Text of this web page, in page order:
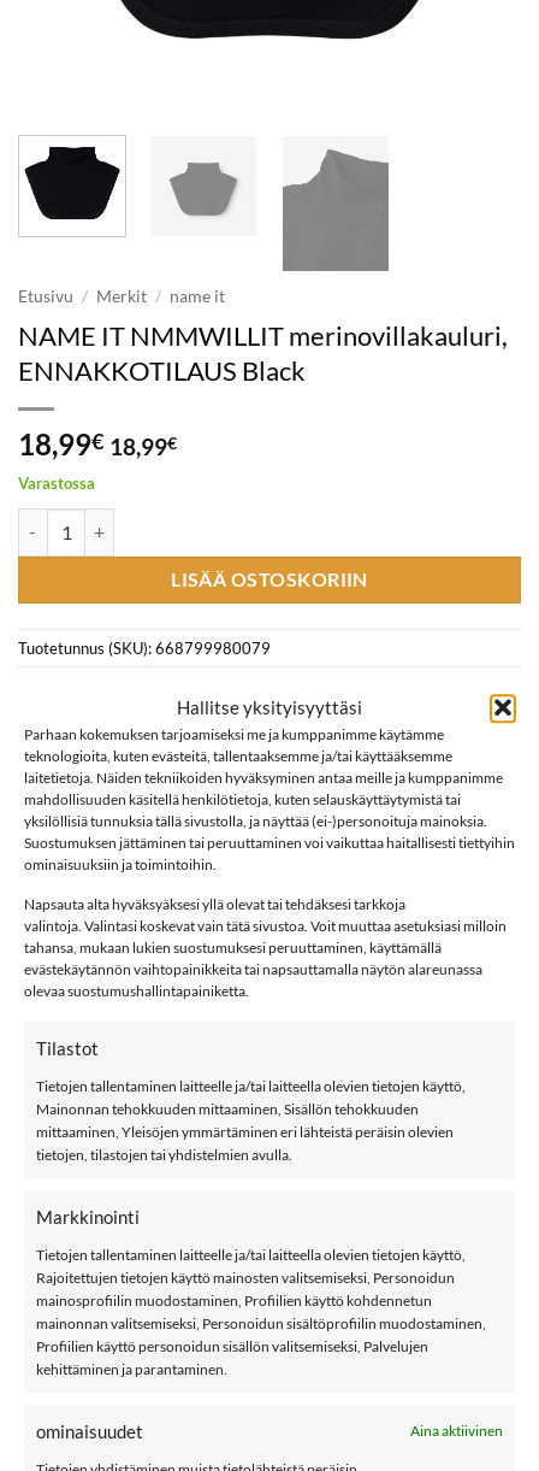
Hallitse yksityisyyttäsi
Parhaan kokemuksen tarjoamiseksi me ja kumppanimme käytämme
teknologioita, kuten evästeitä, tallentaaksemme ja/tai käyttääksemme
laitetietoja. Näiden tekniikoiden hyväksyminen antaa meille ja kumppanimme
mahdollisuuden käsitellä henkilötietoja, kuten selauskäyttäytymistä tai
yksilöllisiä tunnuksia tällä sivustolla, ja näyttää (ei-)personoituja mainoksia.
Suostumuksen jättäminen tai peruuttaminen voi vaikuttaa haitallisesti tiettyihin
ominaisuuksiin ja toimintoihin.
Napsauta alta hyväksyäksesi yllä olevat tai tehdäksesi tarkkoja
valintoja. Valintasi koskevat vain tätä sivustoa. Voit muuttaa asetuksiasi milloin
tahansa, mukaan lukien suostumuksesi peruuttaminen, käyttämällä
evästekäytännön vaihtopainikkeita tai napsauttamalla näytön alareunassa
olevaa suostumushallintapainiketta.
Tilastot
Tietojen tallentaminen laitteelle ja/tai laitteella olevien tietojen käyttö,
Mainonnan tehokkuuden mittaaminen, Sisällön tehokkuuden
mittaaminen, Yleisöjen ymmärtäminen eri lähteistä peräisin olevien
tietojen, tilastojen tai yhdistelmien avulla.
Markkinointi
Tietojen tallentaminen laitteelle ja/tai laitteella olevien tietojen käyttö,
Rajoitettujen tietojen käyttö mainosten valitsemiseksi, Personoidun
mainosprofiilin muodostaminen, Profiilien käyttö kohdennetun
mainonnan valitsemiseksi, Personoidun sisältöprofiilin muodostaminen,
Profiilien käyttö personoidun sisällön valitsemiseksi, Palvelujen
kehittäminen ja parantaminen.
ominaisuudet Aina aktiivinen
Etusivu / Merkit / name it
NAME IT NMMWILLIT merinovillakauluri,
ENNAKKOTILAUS Black
18,99€ 18,99€
Varastossa
LISÄÄ OSTOSKORIIN
Tuotetunnus (SKU):668799980079
KUVAUS
LISÄTIEDOT
ARVIOT (0)
kauluri, ENNAKKOTILAUS Black
Name it NMMWILLIT kauluri, joka ei kutita ja on mulesing-
vapaata merinovillaa. Yhdenkoon kauluri on sopiva 1-5-
vuotiaalle.
HUOM! Tuote on ennakkotilattavissa. Se saapuu
saavuttua.
Materiaali: 100% merinovillaa
Hoito: 40 °C konepesu